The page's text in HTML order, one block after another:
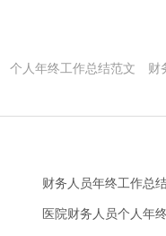
个人年终工作总结范文 财
财务人员年终工作总
医院财务人员个人年